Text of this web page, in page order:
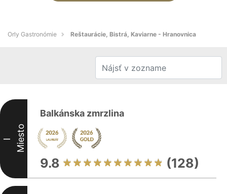
Orly Gastronómie Reštaurácie, Bistrá, Kaviarne - Hranovnica
I Miesto
Balkánska zmrzlina
9.8 (128)